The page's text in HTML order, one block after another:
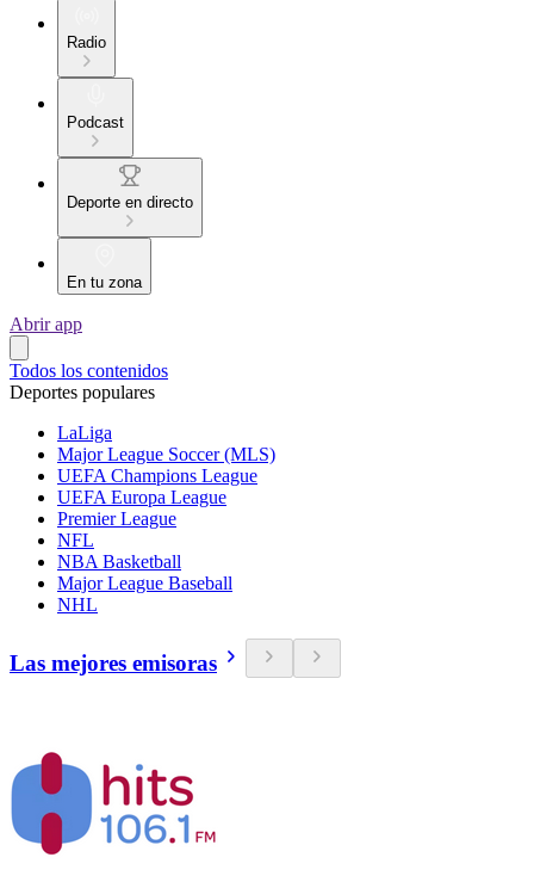
Radio
Podcast
Deporte en directo
En tu zona
Abrir app
Todos los contenidos
Deportes populares
LaLiga
Major League Soccer (MLS)
UEFA Champions League
UEFA Europa League
Premier League
NFL
NBA Basketball
Major League Baseball
NHL
Las mejores emisoras